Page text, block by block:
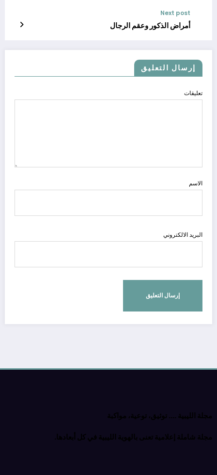
Next post
أمراض الذكور وعقم الرجال
إرسال التعليق
تعليقات
الاسم
البريد الالكتروني
مجلة الليبية …. توثيق، توعية، مواكبة
مجلة شاملة إعلامية تعنى بالهوية الليبية في كل أبعادها.